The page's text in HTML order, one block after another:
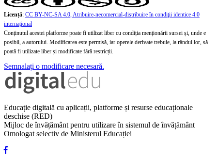
Licență: CC BY-NC-SA 4.0, Atribuire-necomercial-distribuire în condiţii identice 4.0
internațional
Conținutul acestei platforme poate fi utilizat liber cu condiția menționării sursei și, unde e
posibil, a autorului. Modificarea este permisă, iar operele derivate trebuie, la rândul lor, să
poată fi utilizate liber și modificate fără restricții.
Semnalați o modificare necesară.
Educație digitală cu aplicații, platforme și resurse educaționale
deschise (RED)
Mijloc de învățământ pentru utilizare în sistemul de învățământ
Omologat selectiv de Ministerul Educației